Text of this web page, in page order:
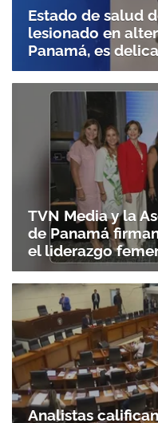
Estado de salud
lesionado en
Panamá, es
TVN Media y la
de Panamá
el liderazgo
Analistas